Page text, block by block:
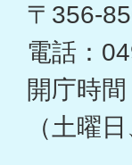
〒356-
電話：
開庁時
（土曜